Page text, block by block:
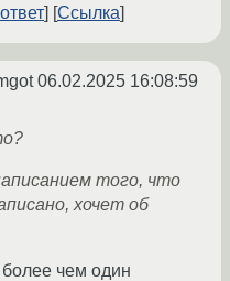
Ссылка
06.02.2025 16:08:59
того, что
хочет об
чем один